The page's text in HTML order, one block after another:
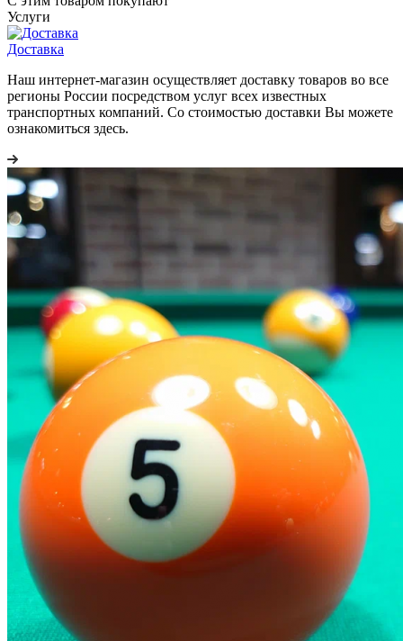
Услуги
Доставка
Наш интернет-магазин осуществляет доставку товаров во все
регионы России посредством услуг всех известных
транспортных компаний. Со стоимостью доставки Вы можете
ознакомиться здесь.